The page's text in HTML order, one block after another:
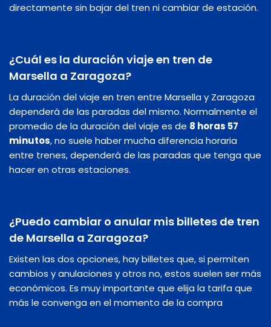
directamente sin bajar del tren ni cambiar de estación.
¿Cuál es la duración viaje en tren de
Marsella a Zaragoza?
La duración del viaje en tren entre Marsella y Zaragoza
dependerá de las paradas del mismo. Normalmente el
promedio de la duración del viaje es de 8 horas 57
minutos, no suele haber mucha diferencia horaria
entre trenes, dependerá de las paradas que tenga que
hacer en otras estaciones.
¿Puedo cambiar o anular mis billetes de tren
de Marsella a Zaragoza?
Existen las dos opciones, hay billetes que, si permiten
cambios y anulaciones y otros no, estos suelen ser más
económicos. Es muy importante que elija la tarifa que
más le convenga en el momento de la compra